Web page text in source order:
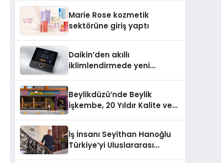
Aldı
Marie Rose kozmetik
sektörüne giriş yaptı
Daikin’den akıllı
iklimlendirmede yeni
Beylikdüzü’nde Beylik
İşkembe, 20 Yıldır Kalite ve
İş İnsanı Seyithan Hanoğlu
Türkiye’yi Uluslararası